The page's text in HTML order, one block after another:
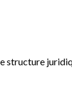
structure